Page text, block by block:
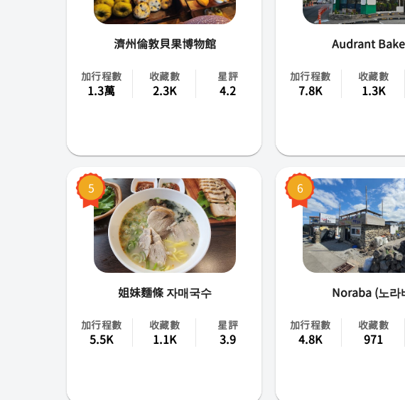
濟州倫敦貝果博物館
加行程數
1.3萬
收藏數
2.3K
星評
4.2
Audrant
加行程數
7.8K
收藏數
1.3K
5
姐妹麵條 자매국수
加行程數
5.5K
收藏數
1.1K
星評
3.9
6
Noraba (노라
加行程數
4.8K
收藏數
971